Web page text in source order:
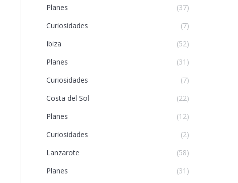
Planes
(37)
Curiosidades
(7)
Ibiza
(52)
Planes
(31)
Curiosidades
(7)
Costa del Sol
(22)
Planes
(12)
Curiosidades
(2)
Lanzarote
(58)
Planes
(31)